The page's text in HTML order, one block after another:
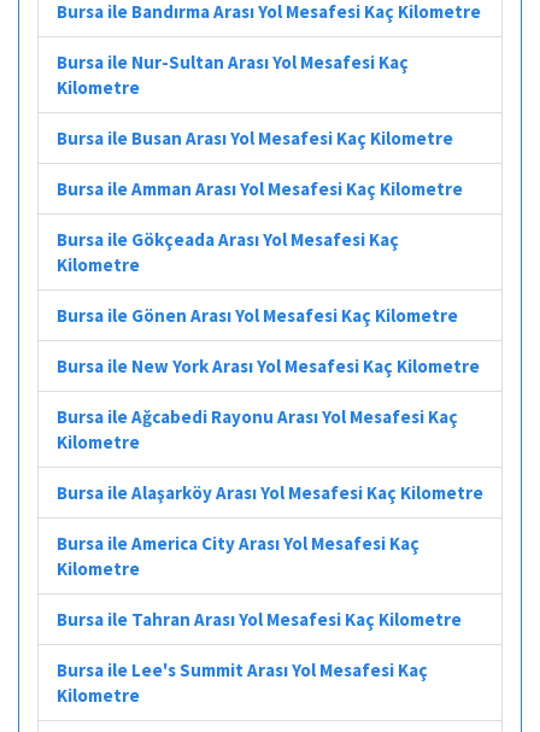
Bursa ile Bandırma Arası Yol Mesafesi Kaç Kilometre
Bursa ile Nur-Sultan Arası Yol Mesafesi Kaç
Kilometre
Bursa ile Busan Arası Yol Mesafesi Kaç Kilometre
Bursa ile Amman Arası Yol Mesafesi Kaç Kilometre
Bursa ile Gökçeada Arası Yol Mesafesi Kaç
Kilometre
Bursa ile Gönen Arası Yol Mesafesi Kaç Kilometre
Bursa ile New York Arası Yol Mesafesi Kaç Kilometre
Bursa ile Ağcabedi Rayonu Arası Yol Mesafesi Kaç
Kilometre
Bursa ile Alaşarköy Arası Yol Mesafesi Kaç Kilometre
Bursa ile America City Arası Yol Mesafesi Kaç
Kilometre
Bursa ile Tahran Arası Yol Mesafesi Kaç Kilometre
Bursa ile Lee's Summit Arası Yol Mesafesi Kaç
Kilometre